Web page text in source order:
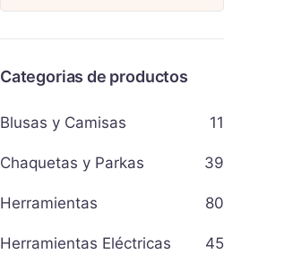
Categorias de productos
Blusas y Camisas 11
Chaquetas y Parkas 39
Herramientas 80
Herramientas Eléctricas 45